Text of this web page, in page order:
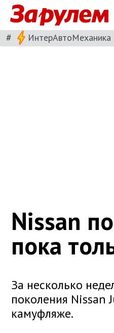
# ИнтерАвтоМеханика
Nissan
пока
За несколько
поколения Nissan
камуфляже.